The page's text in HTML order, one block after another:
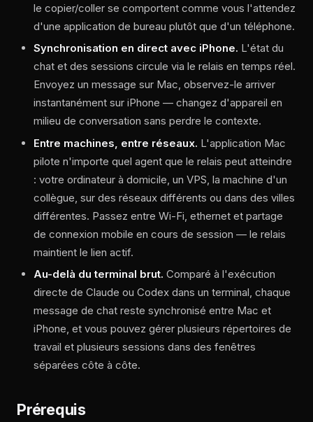
le copier/coller se comportent comme vous l'attendez
d'une application de bureau plutôt que d'un téléphone.
Synchronisation en direct avec iPhone. L'état du
chat et des sessions circule via le relais en temps réel.
Envoyez un message sur Mac, observez-le arriver
instantanément sur iPhone — changez d'appareil en
milieu de conversation sans perdre le contexte.
Entre machines, entre réseaux. L'application Mac
pilote n'importe quel agent que le relais peut atteindre
: votre ordinateur à domicile, un VPS, la machine d'un
collègue, sur des réseaux différents ou dans des villes
différentes. Passez entre Wi-Fi, ethernet et partage
de connexion mobile en cours de session — le relais
maintient le lien actif.
Au-delà du terminal brut. Comparé à l'exécution
directe de Claude ou Codex dans un terminal, chaque
message de chat reste synchronisé entre Mac et
iPhone, et vous pouvez gérer plusieurs répertoires de
travail et plusieurs sessions dans des fenêtres
séparées côte à côte.
Prérequis